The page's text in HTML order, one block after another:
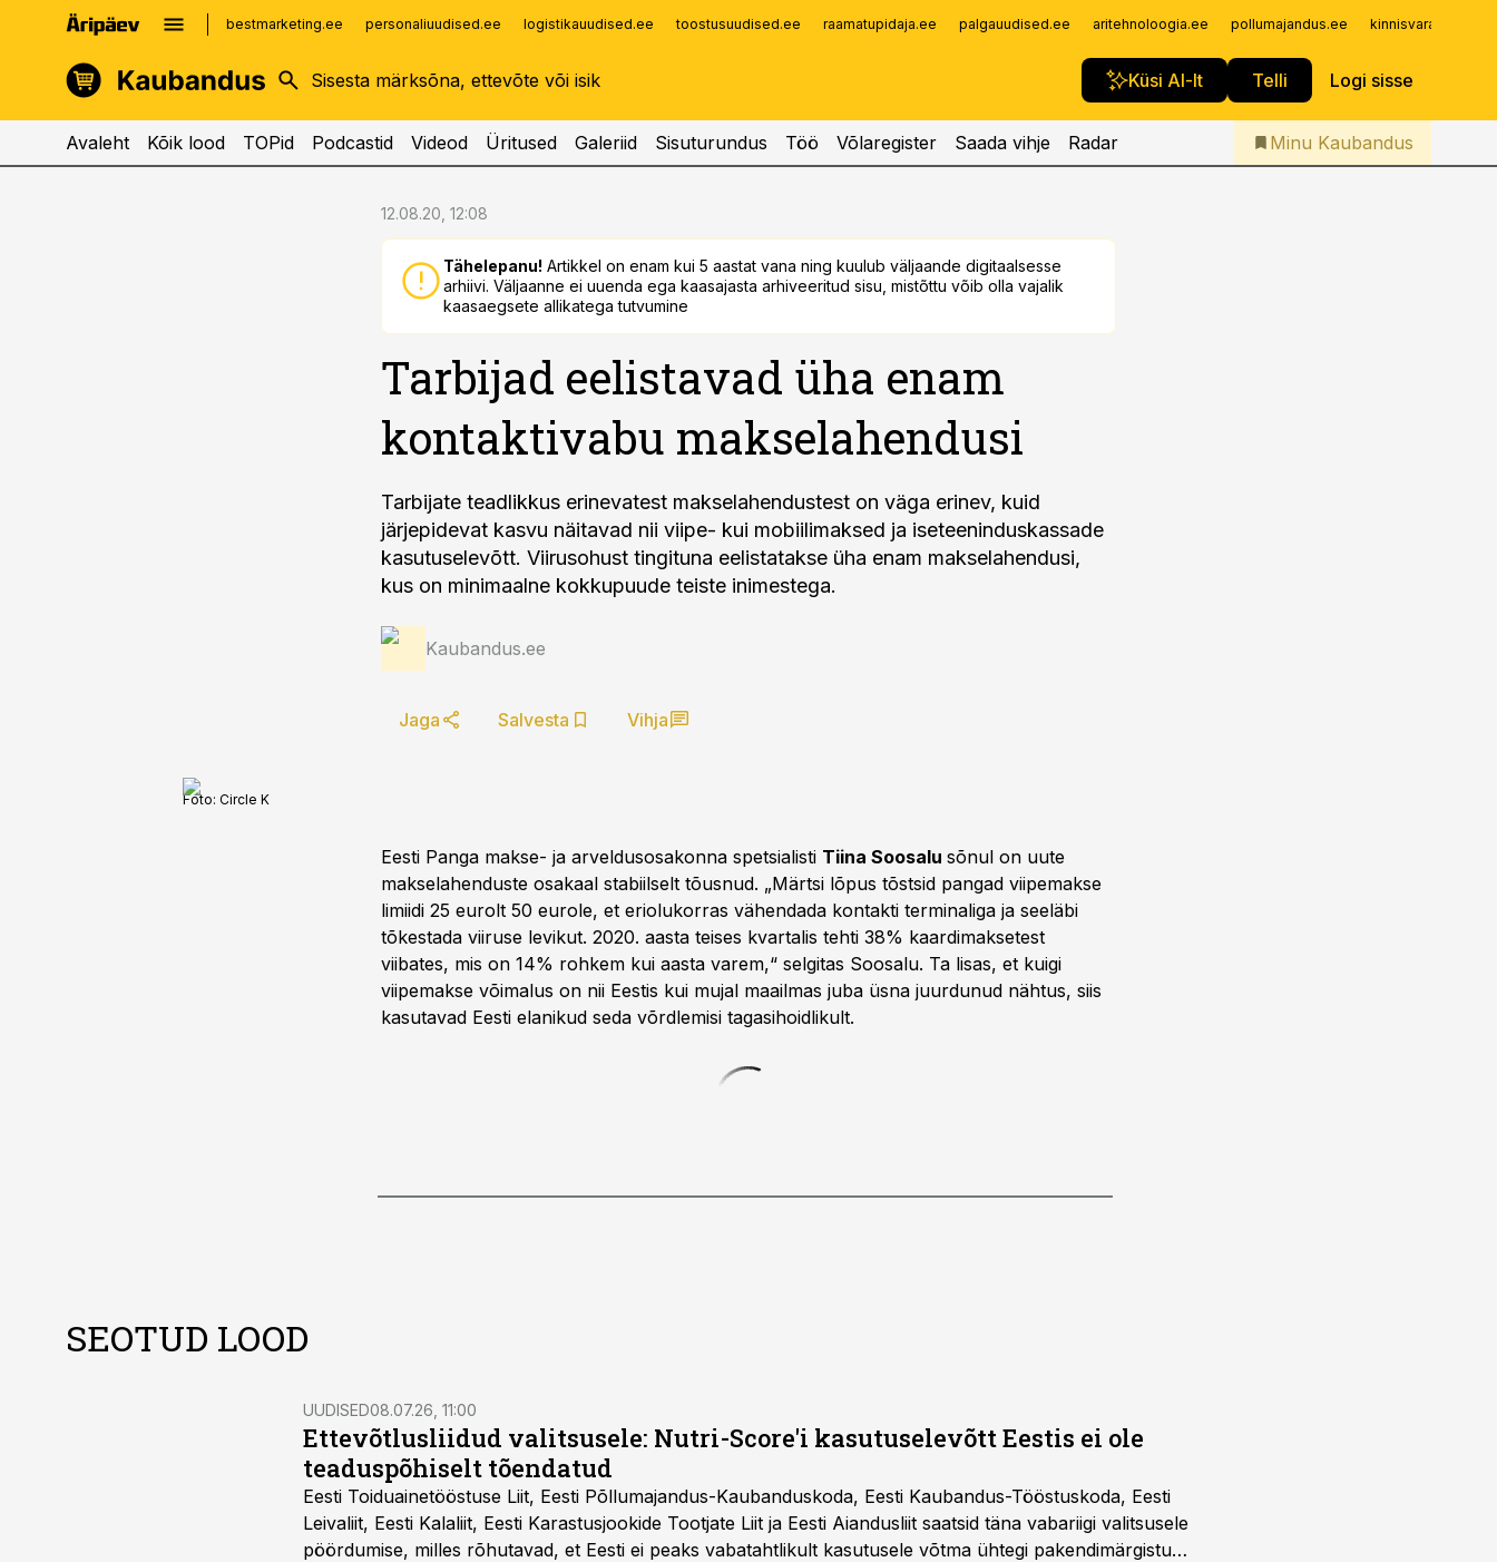
bestmarketing.ee personaliuudised.ee logistikauudised.ee toostusuudised.ee raamatupidaja.ee palgauudised.ee aritehnoloogia.ee pollumajandus.ee
Küsi AI-lt Telli Logi sisse
kinnisvarauudised.ee
logistikauudised.ee
imelineajalugu.ee
Infopank
Iseteenindus
Telli Kaubandus
Avaleht Kõik lood TOPid Podcastid Videod Üritused Galeriid Sisuturundus Töö Võlaregister Saada vihje Radar Minu Kaubandus
12.08.20, 12:08
Tähelepanu! Artikkel on enam kui 5 aastat vana ning kuulub väljaande digitaalsesse
arhiivi. Väljaanne ei uuenda ega kaasajasta arhiveeritud sisu, mistõttu võib olla vajalik
kaasaegsete allikatega tutvumine
Tarbijad eelistavad üha enam
kontaktivabu makselahendusi
Tarbijate teadlikkus erinevatest makselahendustest on väga erinev, kuid
järjepidevat kasvu näitavad nii viipe- kui mobiilimaksed ja iseteeninduskassade
kasutuselevõtt. Viirusohust tingituna eelistatakse üha enam makselahendusi,
kus on minimaalne kokkupuude teiste inimestega.
Kaubandus.ee
Jaga Salvesta Vihja
Foto: Circle K
Eesti Panga makse- ja arveldusosakonna spetsialisti Tiina Soosalu sõnul on uute
makselahenduste osakaal stabiilselt tõusnud. „Märtsi lõpus tõstsid pangad viipemakse
limiidi 25 eurolt 50 eurole, et eriolukorras vähendada kontakti terminaliga ja seeläbi
tõkestada viiruse levikut. 2020. aasta teises kvartalis tehti 38% kaardimaksetest
viibates, mis on 14% rohkem kui aasta varem,“ selgitas Soosalu. Ta lisas, et kuigi
viipemakse võimalus on nii Eestis kui mujal maailmas juba üsna juurdunud nähtus, siis
kasutavad Eesti elanikud seda võrdlemisi tagasihoidlikult.
SEOTUD LOOD
UUDISED08.07.26, 11:00
Ettevõtlusliidud valitsusele: Nutri-Score'i kasutuselevõtt Eestis ei ole
teaduspõhiselt tõendatud
Eesti Toiduainetööstuse Liit, Eesti Põllumajandus-Kaubanduskoda, Eesti Kaubandus-Tööstuskoda, Eesti
Leivaliit, Eesti Kalaliit, Eesti Karastusjookide Tootjate Liit ja Eesti Aiandusliit saatsid täna vabariigi valitsusele
pöördumise, milles rõhutavad, et Eesti ei peaks vabatahtlikult kasutusele võtma ühtegi pakendimärgistuse